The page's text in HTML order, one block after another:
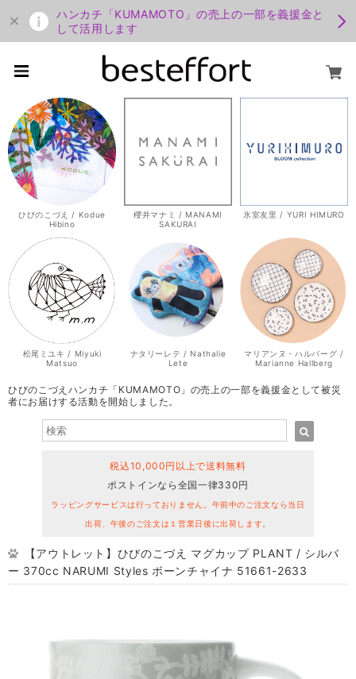
ハンカチ「KUMAMOTO」の売上の一部を義援金と
して活用します
ひびのこづえ / Kodue
Hibino
櫻井マナミ / MANAMI
SAKURAI
氷室友里 / YURI HIMURO
松尾ミユキ / Miyuki
Matsuo
ナタリーレテ / Nathalie
Lete
マリアンヌ・ハルバーグ /
Marianne Hallberg
ひびのこづえハンカチ「KUMAMOTO」の売上の一部を義援金として被災
者にお届けする活動を開始しました。
税込10,000円以上で送料無料
ポストインなら全国一律330円
ラッピングサービスは行っておりません。午前中のご注文なら当日
出荷、午後のご注文は１営業日後に出荷します。
【アウトレット】ひびのこづえ マグカップ PLANT / シルバ
ー 370cc NARUMI Styles ボーンチャイナ 51661-2633